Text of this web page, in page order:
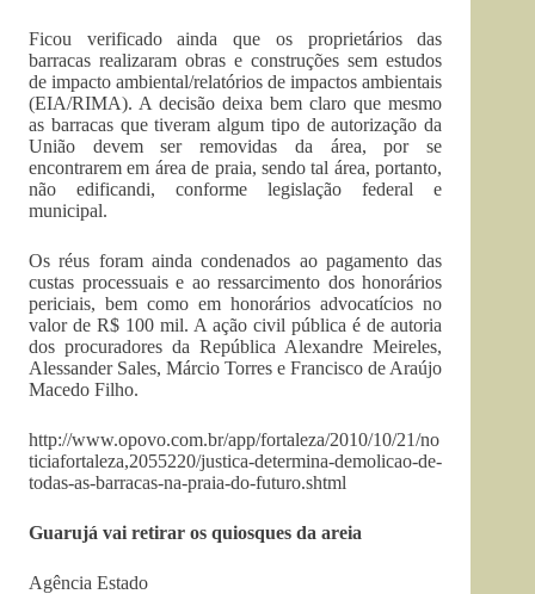
Ficou verificado ainda que os proprietários das
barracas realizaram obras e construções sem estudos
de impacto ambiental/relatórios de impactos ambientais
(EIA/RIMA). A decisão deixa bem claro que mesmo
as barracas que tiveram algum tipo de autorização da
União devem ser removidas da área, por se
encontrarem em área de praia, sendo tal área, portanto,
não edificandi, conforme legislação federal e
municipal.
Os réus foram ainda condenados ao pagamento das
custas processuais e ao ressarcimento dos honorários
periciais, bem como em honorários advocatícios no
valor de R$ 100 mil. A ação civil pública é de autoria
dos procuradores da República Alexandre Meireles,
Alessander Sales, Márcio Torres e Francisco de Araújo
Macedo Filho.
http://www.opovo.com.br/app/fortaleza/2010/10/21/no
ticiafortaleza,2055220/justica-determina-demolicao-de-
todas-as-barracas-na-praia-do-futuro.shtml
Guarujá vai retirar os quiosques da areia
Agência Estado